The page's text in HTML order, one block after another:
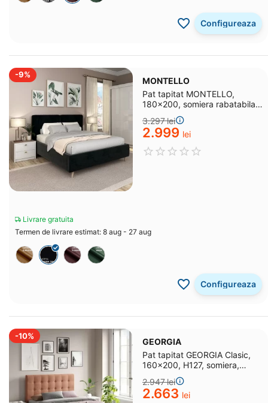
Configureaza
-9%
MONTELLO
Pat tapitat MONTELLO,
180x200, somiera rabatabila,
catifea Neagra
3.297lei
2.999 lei
Livrare gratuita
Termen de livrare estimat: 8 aug - 27 aug
Configureaza
-10%
GEORGIA
Pat tapitat GEORGIA Clasic,
160x200, H127, somiera,
catifea Roz
2.947lei
2.663 lei